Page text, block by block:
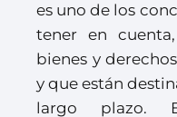
es uno de los
tener en
bienes y
y que están
largo plazo.